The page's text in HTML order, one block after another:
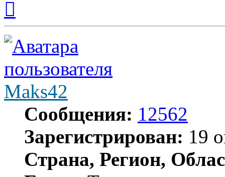
началу
Maks42
Сообщения: 12562
Зарегистрирован: 19
Страна, Регион,